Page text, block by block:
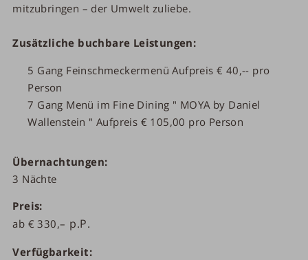
mitzubringen – der Umwelt zuliebe.
Zusätzliche buchbare Leistungen:
5 Gang Feinschmeckermenü Aufpreis € 40,-- pro
Person
7 Gang Menü im Fine Dining " MOYA by Daniel
Wallenstein " Aufpreis € 105,00 pro Person
Übernachtungen
3 Nächte
Preis
ab € 330,–
Verfügbarkeit